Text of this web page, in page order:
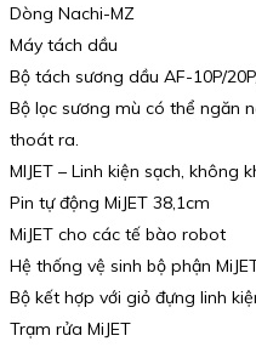
Dòng Nachi-MZ
Máy tách dầu
Bộ tách sương dầu AF-10P/
Bộ lọc sương mù có thể ngăn
thoát ra.
MIJET – Linh kiện sạch, không
Pin tự động MiJET 38,1cm
MiJET cho các tế bào robot
Hệ thống vệ sinh bộ phận
Bộ kết hợp với giỏ đựng linh
Trạm rửa MiJET